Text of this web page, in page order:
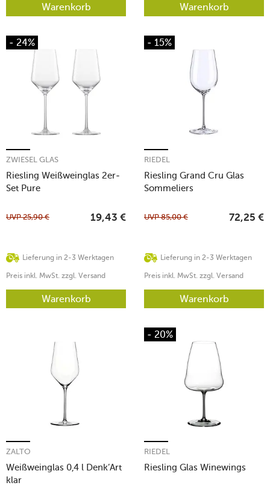
Warenkorb Warenkorb
- 24%
Riesling Weißweinglas 2er-
Set Pure
ZWIESEL GLAS
Lieferung in 2-3 Werktagen
UVP25,90 € 19,43 €
Preis inkl. MwSt. zzgl. Versand
Warenkorb
- 15%
Riesling Grand Cru Glas
Sommeliers
RIEDEL
Lieferung in 2-3 Werktagen
UVP85,00 € 72,25 €
Preis inkl. MwSt. zzgl. Versand
Warenkorb
Weißweinglas 0,4 l Denk’Art
klar
ZALTO
- 20%
Riesling Glas Winewings
RIEDEL